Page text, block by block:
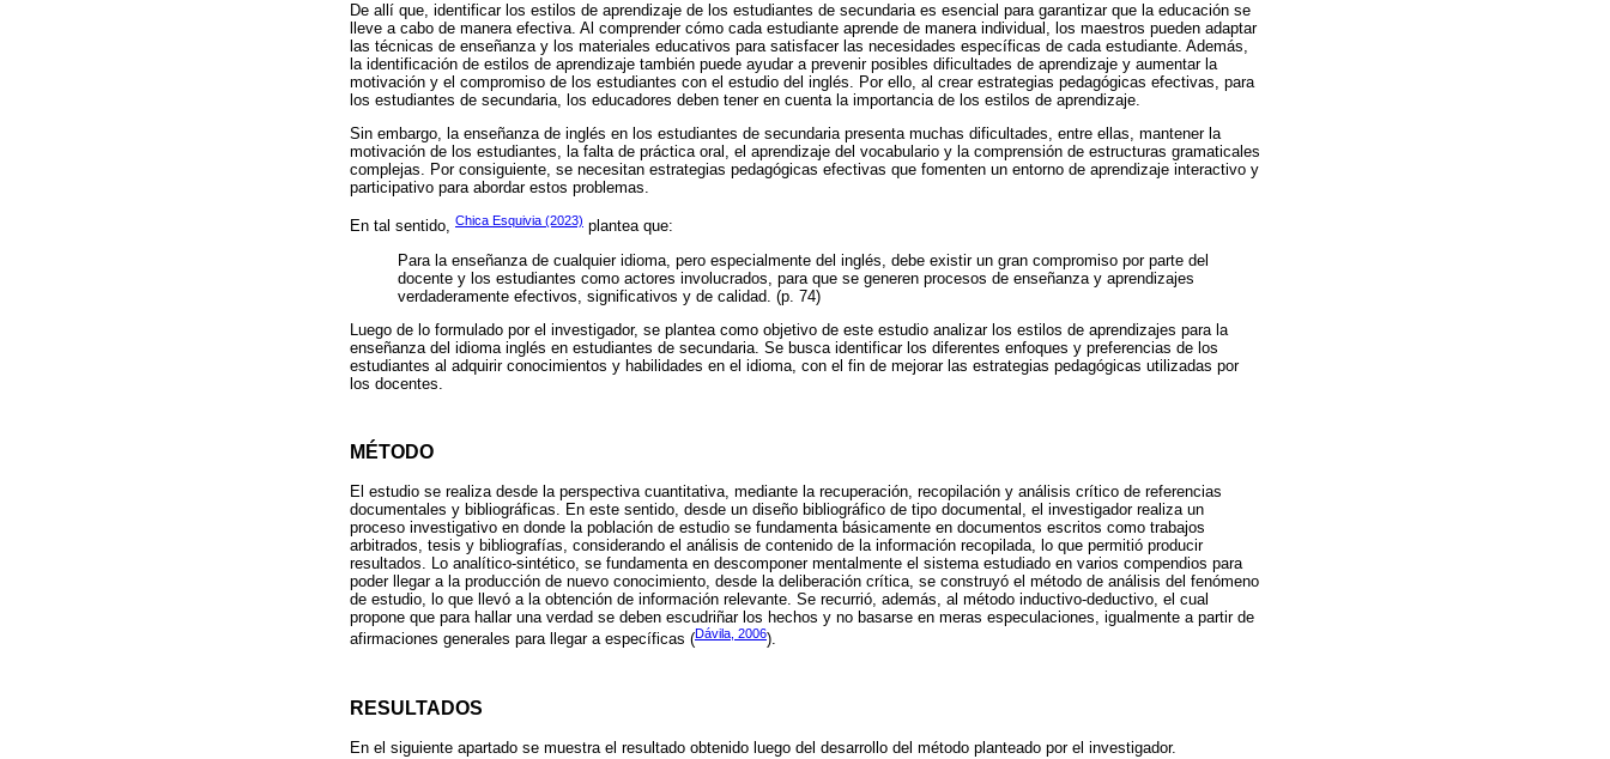
De allí que, identificar los estilos de aprendizaje de los estudiantes de secundaria es esencial para garantizar que la educación se
lleve a cabo de manera efectiva. Al comprender cómo cada estudiante aprende de manera individual, los maestros pueden adaptar
las técnicas de enseñanza y los materiales educativos para satisfacer las necesidades específicas de cada estudiante. Además,
la identificación de estilos de aprendizaje también puede ayudar a prevenir posibles dificultades de aprendizaje y aumentar la
motivación y el compromiso de los estudiantes con el estudio del inglés. Por ello, al crear estrategias pedagógicas efectivas, para
los estudiantes de secundaria, los educadores deben tener en cuenta la importancia de los estilos de aprendizaje.
Sin embargo, la enseñanza de inglés en los estudiantes de secundaria presenta muchas dificultades, entre ellas, mantener la
motivación de los estudiantes, la falta de práctica oral, el aprendizaje del vocabulario y la comprensión de estructuras gramaticales
complejas. Por consiguiente, se necesitan estrategias pedagógicas efectivas que fomenten un entorno de aprendizaje interactivo y
participativo para abordar estos problemas.
En tal sentido, Chica Esquivia (2023) plantea que:
Para la enseñanza de cualquier idioma, pero especialmente del inglés, debe existir un gran compromiso por parte del
docente y los estudiantes como actores involucrados, para que se generen procesos de enseñanza y aprendizajes
verdaderamente efectivos, significativos y de calidad. (p. 74)
Luego de lo formulado por el investigador, se plantea como objetivo de este estudio analizar los estilos de aprendizajes para la
enseñanza del idioma inglés en estudiantes de secundaria. Se busca identificar los diferentes enfoques y preferencias de los
estudiantes al adquirir conocimientos y habilidades en el idioma, con el fin de mejorar las estrategias pedagógicas utilizadas por
los docentes.
MÉTODO
El estudio se realiza desde la perspectiva cuantitativa, mediante la recuperación, recopilación y análisis crítico de referencias
documentales y bibliográficas. En este sentido, desde un diseño bibliográfico de tipo documental, el investigador realiza un
proceso investigativo en donde la población de estudio se fundamenta básicamente en documentos escritos como trabajos
arbitrados, tesis y bibliografías, considerando el análisis de contenido de la información recopilada, lo que permitió producir
resultados. Lo analítico-sintético, se fundamenta en descomponer mentalmente el sistema estudiado en varios compendios para
poder llegar a la producción de nuevo conocimiento, desde la deliberación crítica, se construyó el método de análisis del fenómeno
de estudio, lo que llevó a la obtención de información relevante. Se recurrió, además, al método inductivo-deductivo, el cual
propone que para hallar una verdad se deben escudriñar los hechos y no basarse en meras especulaciones, igualmente a partir de
afirmaciones generales para llegar a específicas (Dávila, 2006).
RESULTADOS
En el siguiente apartado se muestra el resultado obtenido luego del desarrollo del método planteado por el investigador.